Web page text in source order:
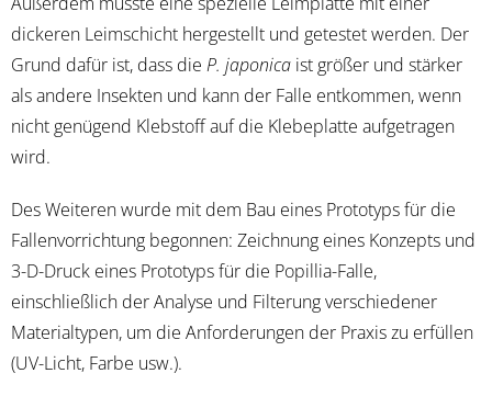
dickeren Leimschicht hergestellt und getestet werden. Der
Grund dafür ist, dass die P. japonica ist größer und stärker
als andere Insekten und kann der Falle entkommen, wenn
nicht genügend Klebstoff auf die Klebeplatte aufgetragen
wird.
Des Weiteren wurde mit dem Bau eines Prototyps für die
Fallenvorrichtung begonnen: Zeichnung eines Konzepts und
3-D-Druck eines Prototyps für die Popillia-Falle,
einschließlich der Analyse und Filterung verschiedener
Materialtypen, um die Anforderungen der Praxis zu erfüllen
(UV-Licht, Farbe usw.).